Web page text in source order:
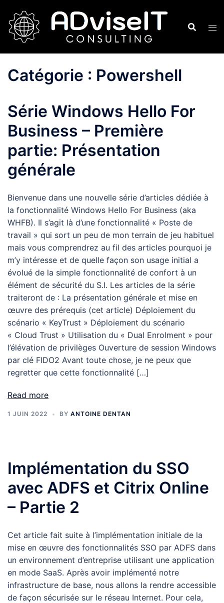
contenu
Catégorie : Powershell
Série Windows Hello For
Business – Première
partie: Présentation
générale
Bienvenue dans une nouvelle série d’articles dédiée à
la fonctionnalité Windows Hello For Business (aka
WHFB). Il s’agit là d’une fonctionnalité « Poste de
travail » qui sort un peu de mon terrain de jeu habituel
mais vous comprendrez au fil des articles pourquoi je
m’y intéresse et de quelle façon son usage initial a
évolué de la simple fonctionnalité de confort à un
élément de sécurité du S.I. Les articles de la série
traiteront de : La présentation générale et mise en
œuvre des prérequis (cet article) Déploiement du
scénario « KeyTrust » Déploiement du scénario
« Cloud Trust » Utilisation du « Dual Enrolment » pour
l’élévation de privilèges Ouverture de session Windows
par clé FIDO2 Avant toute chose, je ne peux que
regretter que cette fonctionnalité […]
Read more
1 JUIN 2022 BY ANTOINE DENTAN
Implémentation du SSO
avec ADFS et Citrix Online
– Partie 2
Cet article fait suite à l’implémentation initiale de la
mise en œuvre des fonctionnalités SSO par ADFS dans
un environnement d’entreprise utilisant une application
en mode SaaS. Après avoir implémenté notre
infrastructure de base, nous allons la rendre accessible
de façon sécurisée sur le réseau Internet. Pour cela,